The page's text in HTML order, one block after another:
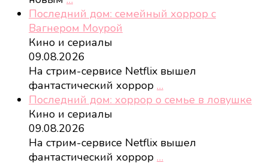
Последний дом: семейный хоррор с
Вагнером Моурой
Кино и сериалы
09.08.2026
На стрим-сервисе Netflix вышел
фантастический хоррор …
Последний дом: хоррор о семье в ловушке
Кино и сериалы
09.08.2026
На стрим-сервисе Netflix вышел
фантастический хоррор …